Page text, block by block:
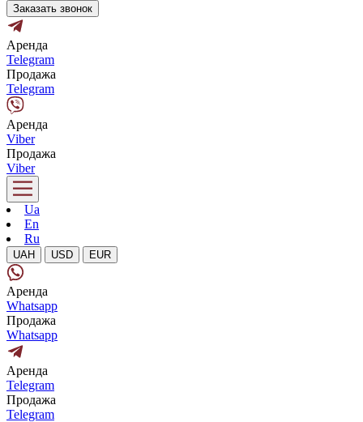
Заказать звонок
Аренда
Telegram
Продажа
Telegram
Аренда
Viber
Продажа
Viber
Ua
En
Ru
UAH USD EUR
Аренда
Whatsapp
Продажа
Whatsapp
Аренда
Telegram
Продажа
Telegram